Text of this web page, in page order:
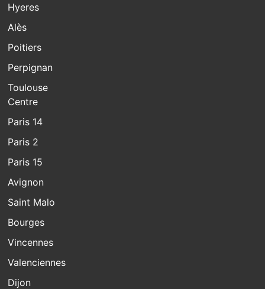
Hyeres
Alès
Poitiers
Perpignan
Toulouse
Centre
Paris 14
Paris 2
Paris 15
Avignon
Saint Malo
Bourges
Vincennes
Valenciennes
Dijon